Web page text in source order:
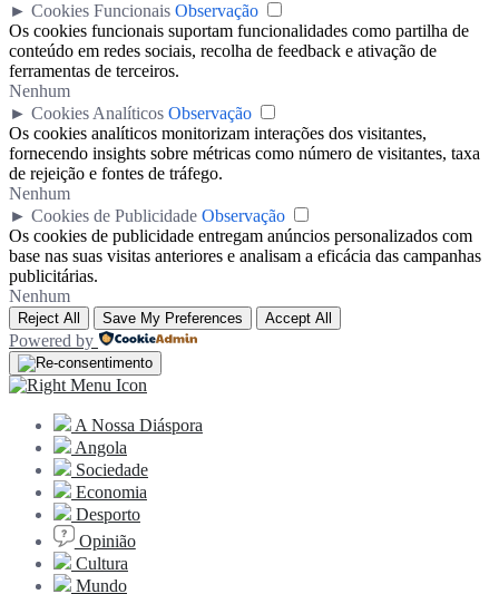
► Cookies Funcionais Observação
Os cookies funcionais suportam funcionalidades como partilha de
conteúdo em redes sociais, recolha de feedback e ativação de
ferramentas de terceiros.
Nenhum
► Cookies Analíticos Observação
Os cookies analíticos monitorizam interações dos visitantes,
fornecendo insights sobre métricas como número de visitantes, taxa
de rejeição e fontes de tráfego.
Nenhum
► Cookies de Publicidade Observação
Os cookies de publicidade entregam anúncios personalizados com
base nas suas visitas anteriores e analisam a eficácia das campanhas
publicitárias.
Nenhum
Reject All Save My Preferences Accept All
Powered by
A Nossa Diáspora
Angola
Sociedade
Economia
Desporto
Opinião
Cultura
Mundo